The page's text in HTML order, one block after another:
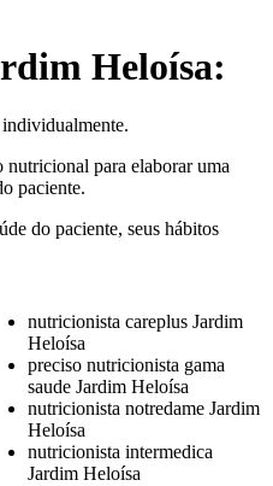
Heloísa:
para elaborar uma
paciente.
do paciente, seus hábitos
nutricionista careplus Jardim
Heloísa
preciso nutricionista gama
saude Jardim Heloísa
nutricionista notredame Jardim
Heloísa
nutricionista intermedica
Jardim Heloísa